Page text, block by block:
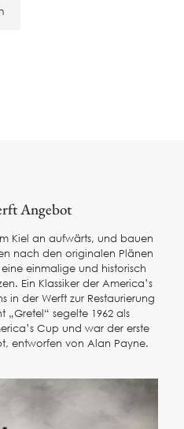
Angebot
Kiel an aufwärts, und bauen
nach den originalen Plänen
einmalige und historisch
Ein Klassiker der America’s
in der Werft zur Restaurierung
„Gretel“ segelte 1962 als
Cup und war der erste
entworfen von Alan Payne.